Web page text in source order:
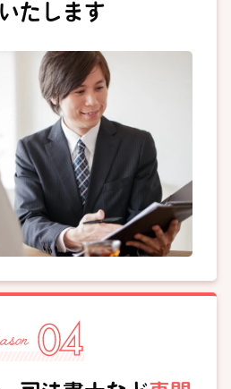
たします